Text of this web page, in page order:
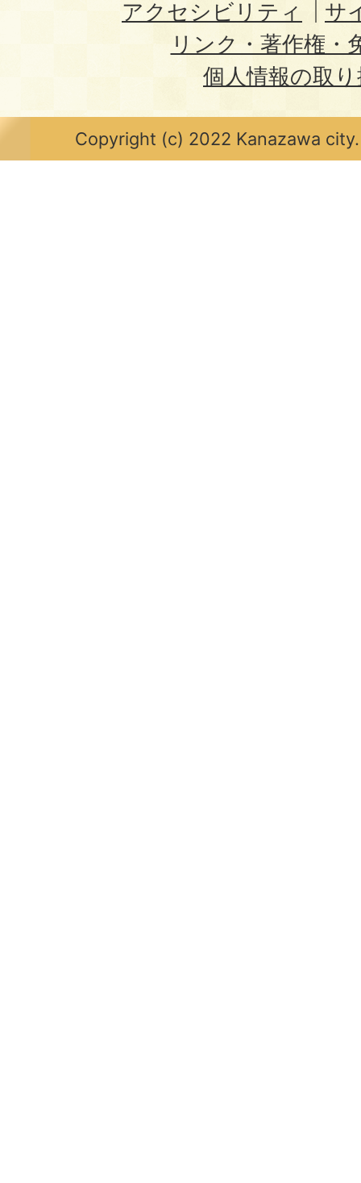
アクセシビリティ
サ
リンク・著作権・
個人情報の取
Copyright (c) 2022 Kanazawa